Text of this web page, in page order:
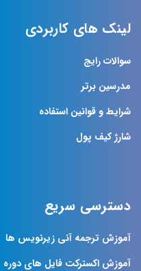
لینک های کاربردی
سوالات رایج
مدرسین برتر
شرایط و قوانین استفاده
شارژ کیف پول
دسترسی سریع
آموزش ترجمه آنی زیرنویس ها
آموزش اکسترکت فایل های دوره